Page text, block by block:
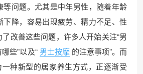
等问题。尤其是中年男性，随着年龄
下降，容易出现疲劳、精力不足、性
改善这些问题，许多人开始关注“男
些”以及“ 男士按摩 的注意事项”。而
一种新型的居家养生方式，正逐渐受